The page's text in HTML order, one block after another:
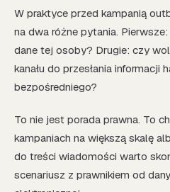
W praktyce przed kampanią
na dwa różne pytania.
dane tej osoby? Drugie: czy
kanału do przesłania informacji
bezpośredniego?
To nie jest porada prawna. To
kampaniach na większą skalę
do treści wiadomości warto
scenariusz z prawnikiem od